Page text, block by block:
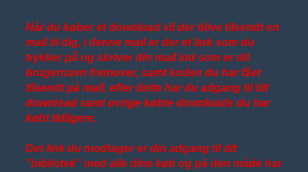
Når du køber et download vil der blive tilsendt en
mail til dig, i denne mail er der et link som du
trykker på og skriver din mail ind som er dit
brugernavn fremover, samt koden du har fået
tilsendt på mail, efter dette har du adgang til dit
download samt øvrige købte downloads du har
købt tidligere.
Det link du modtager er din adgang til dit
”bibliotek” med alle dine køb og på den måde har